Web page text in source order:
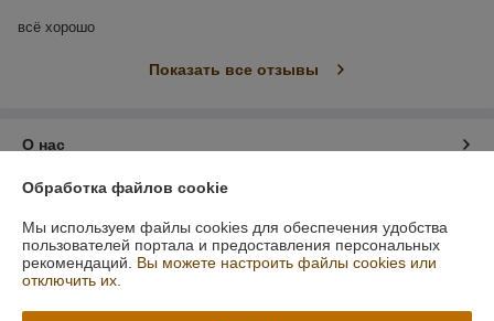
всё хорошо
Показать все отзывы
О нас
Контакты
Доставка и оплата
Обработка файлов cookie
Мы используем файлы cookies для обеспечения удобства
пользователей портала и предоставления персональных
рекомендаций. Вы можете настроить файлы cookies или
отключить их.